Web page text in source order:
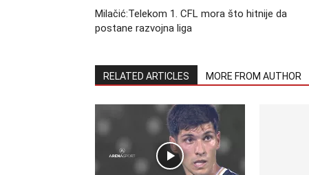
Milačić:Telekom 1. CFL mora što hitnije da
postane razvojna liga
RELATED ARTICLES MORE FROM AUTHOR